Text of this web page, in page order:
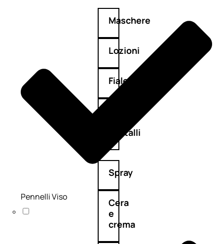
Maschere
Lozioni
Fiale
cristalli
Spray
Cera
e
crema
Pennelli Viso